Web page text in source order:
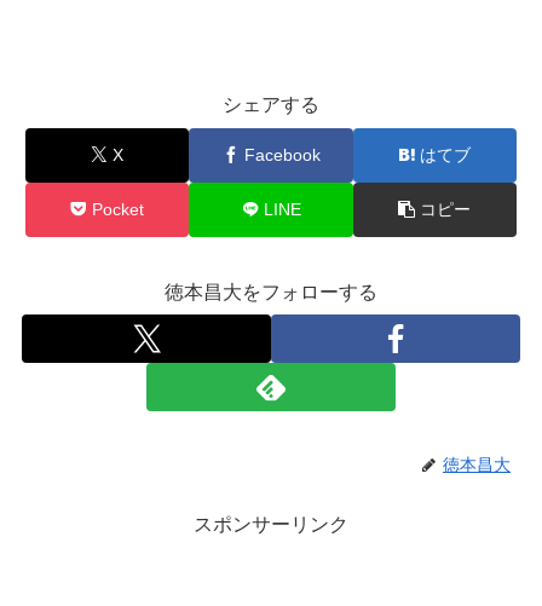
シェアする
X Facebook はてブ
Pocket LINE コピー
徳本昌大をフォローする
徳本昌大
スポンサーリンク